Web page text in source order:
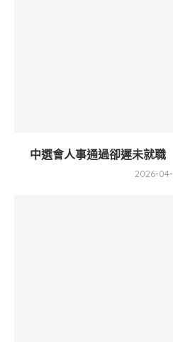
中選會人事通過卻遲未就
2026-